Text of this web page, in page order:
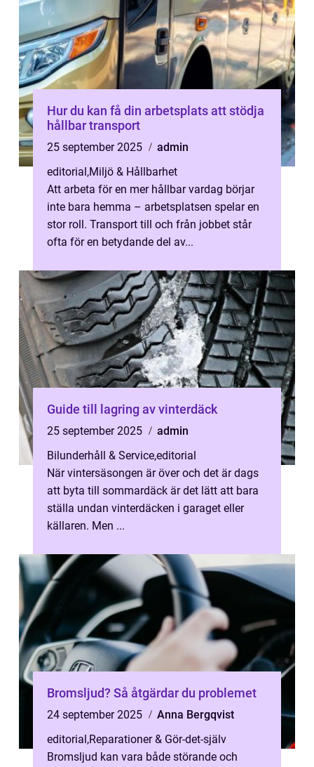
Hur du kan få din arbetsplats att stödja
hållbar transport
25 september 2025
admin
editorial,Miljö & Hållbarhet
Att arbeta för en mer hållbar vardag börjar
inte bara hemma – arbetsplatsen spelar en
stor roll. Transport till och från jobbet står
ofta för en betydande del av...
Guide till lagring av vinterdäck
25 september 2025
admin
Bilunderhåll & Service,editorial
När vintersäsongen är över och det är dags
att byta till sommardäck är det lätt att bara
ställa undan vinterdäcken i garaget eller
källaren. Men ...
Bromsljud? Så åtgärdar du problemet
24 september 2025
Anna Bergqvist
editorial,Reparationer & Gör-det-själv
Bromsljud kan vara både störande och